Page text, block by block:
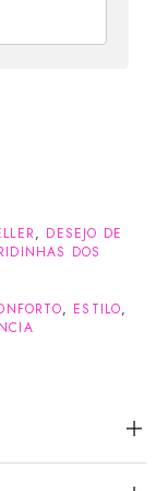
, DESEJO DE
DOS
, ESTILO,